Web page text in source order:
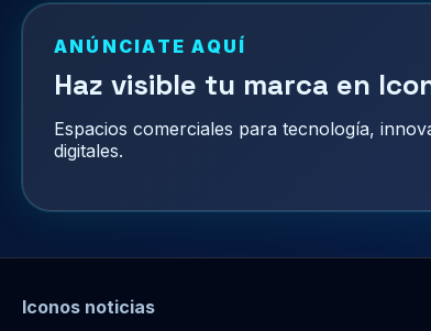
ANÚNCIATE AQUÍ
Haz visible tu marca en
Espacios comerciales para tecnología,
digitales.
Iconos noticias